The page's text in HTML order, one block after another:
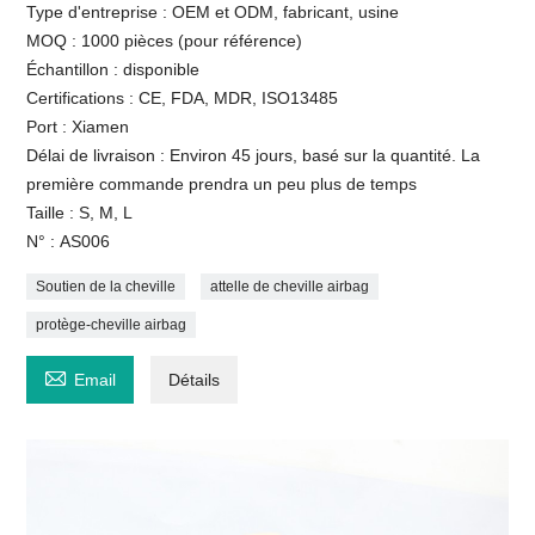
Type d'entreprise : OEM et ODM, fabricant, usine
MOQ : 1000 pièces (pour référence)
Échantillon : disponible
Certifications : CE, FDA, MDR, ISO13485
Port : Xiamen
Délai de livraison : Environ 45 jours, basé sur la quantité. La
première commande prendra un peu plus de temps
Taille : S, M, L
N° : AS006
Soutien de la cheville attelle de cheville airbag
protège-cheville airbag
 Email Détails